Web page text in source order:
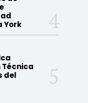
York
Técnica
del